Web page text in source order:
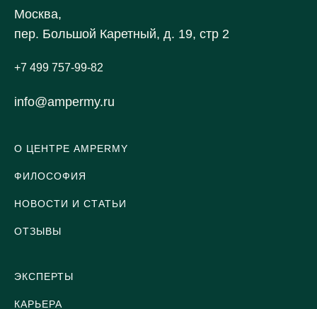
О ЦЕНТРЕ AMPERMY
ФИЛОСОФИЯ
НОВОСТИ И СТАТЬИ
ОТЗЫВЫ
ЭКСПЕРТЫ
КАРЬЕРА
Москва,
пер. Большой Каретный, д. 19, стр 2
+7 499 757-99-82
info@ampermy.ru